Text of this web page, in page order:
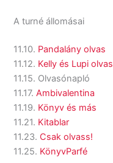
A turné állomásai
11.10. Pandalány olvas
11.12. Kelly és Lupi olvas
11.15. Olvasónapló
11.17.Ambivalentina
11.19. Könyv és más
11.21. Kitablar
11.23. Csak olvass!
11.25. KönyvParfé